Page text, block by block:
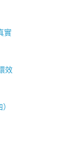
實
效